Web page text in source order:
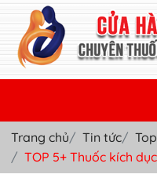
TRANG CHỦ
THUỐC KÍCH DỤC NỮ
Trang chủ Tin tức
TOP 5+ Thuốc kích